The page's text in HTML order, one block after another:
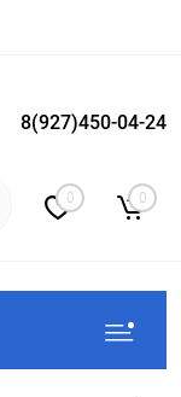
Вход Регистрация
8(927)450-04-24
0 0